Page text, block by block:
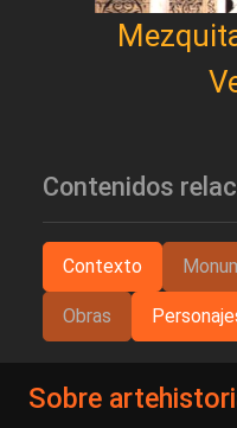
Contenidos
Contexto
Obras
Sobre